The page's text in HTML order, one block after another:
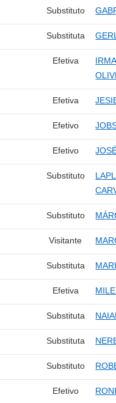
Substituto
Substituta
Efetiva
Efetiva
Efetivo
Efetivo
Substituto
Substituto
Visitante
Substituta
Efetiva
Substituta
Substituta
Substituto
Efetivo